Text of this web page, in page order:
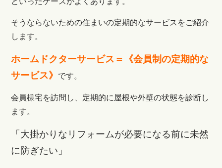
そうならないための住まいの定期的なサービスをご紹介
します。
ホームドクターサービス＝
《会員制の定期的な
サービス》
です。
会員様宅を訪問し、定期的に屋根や外壁の状態を診断し
ます。
「大掛かりなリフォームが必要になる前に未然
に防ぎたい」